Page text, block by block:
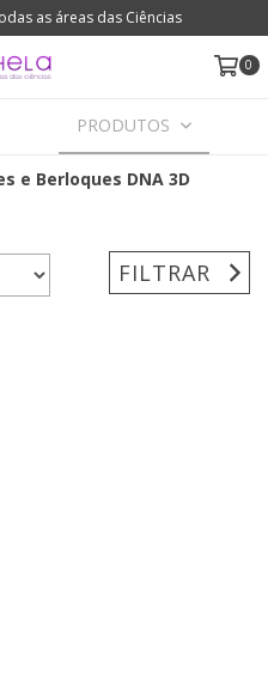
as áreas das Ciências
0
PRODUTOS
e Berloques DNA 3D
FILTRAR